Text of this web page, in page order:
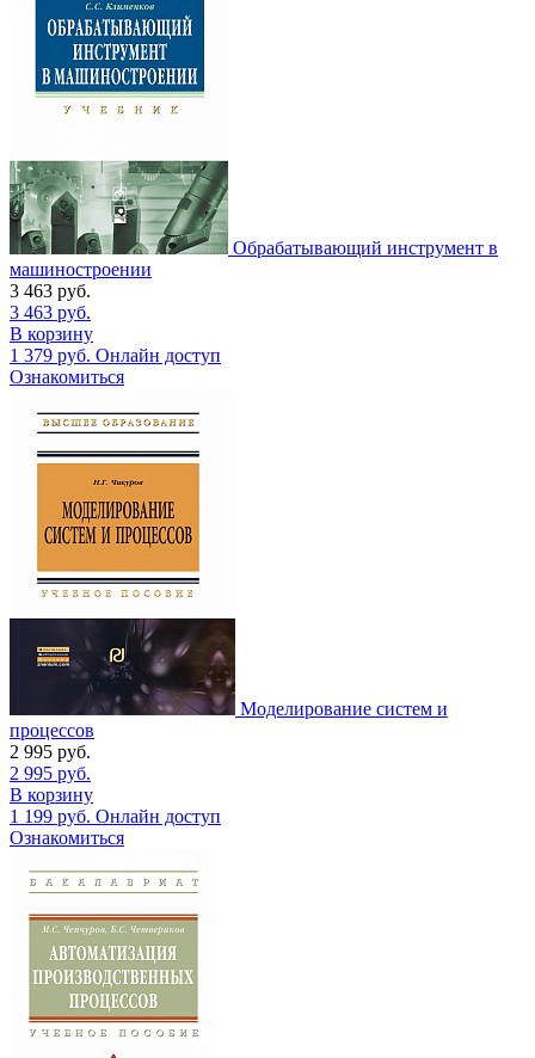
Обрабатывающий инструмент в
машиностроении
3 463 руб.
3 463 руб.
В корзину
1 379 руб. Онлайн доступ
Ознакомиться
Моделирование систем и
процессов
2 995 руб.
2 995 руб.
В корзину
1 199 руб. Онлайн доступ
Ознакомиться